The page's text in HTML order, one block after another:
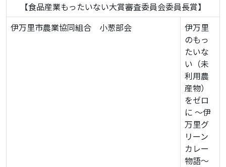
【食品産業もったいない大賞審査委員会委員長賞】
伊万里市農業協同組合 小葱部会
伊万里
のもっ
たいな
い（未
利用農
産物）
をゼロ
に ～伊
万里グ
リーン
カレー
物語～